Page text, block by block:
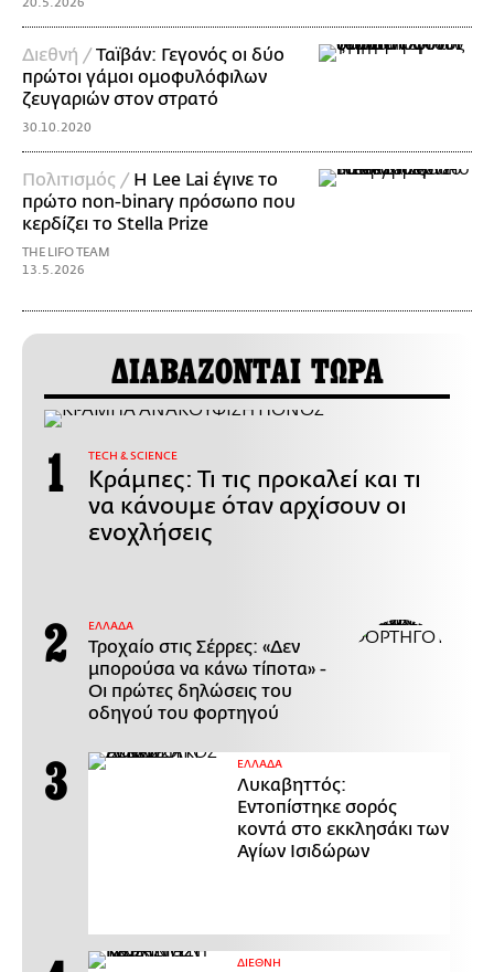
20.5.2026
Διεθνή / Ταϊβάν: Γεγονός οι δύο
πρώτοι γάμοι ομοφυλόφιλων
ζευγαριών στον στρατό
30.10.2020
Πολιτισμός / Η Lee Lai έγινε το
πρώτο non-binary πρόσωπο που
κερδίζει το Stella Prize
THE LIFO TEAM
13.5.2026
ΔΙΑΒΑΖΟΝΤΑΙ ΤΩΡΑ
ΤECH & SCIENCE
Κράμπες: Τι τις προκαλεί και τι
να κάνουμε όταν αρχίσουν οι
ενοχλήσεις
ΕΛΛΑΔΑ
Τροχαίο στις Σέρρες: «Δεν
μπορούσα να κάνω τίποτα» -
Οι πρώτες δηλώσεις του
οδηγού του φορτηγού
ΕΛΛΑΔΑ
Λυκαβηττός:
Εντοπίστηκε σορός
κοντά στο εκκλησάκι των
Αγίων Ισιδώρων
ΔΙΕΘΝΗ